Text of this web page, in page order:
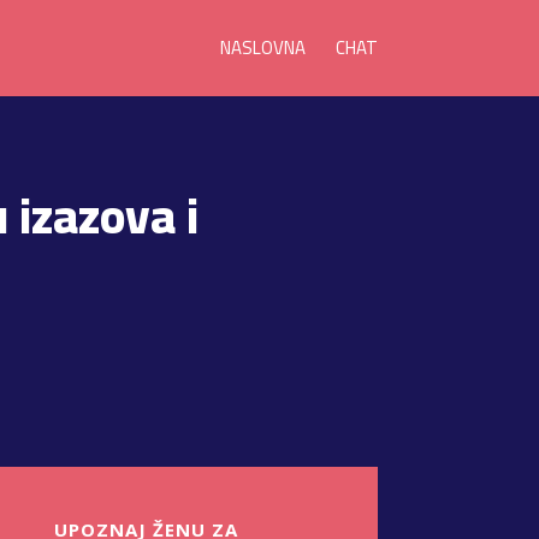
NASLOVNA CHAT
i
UPOZNAJ ŽENU ZA